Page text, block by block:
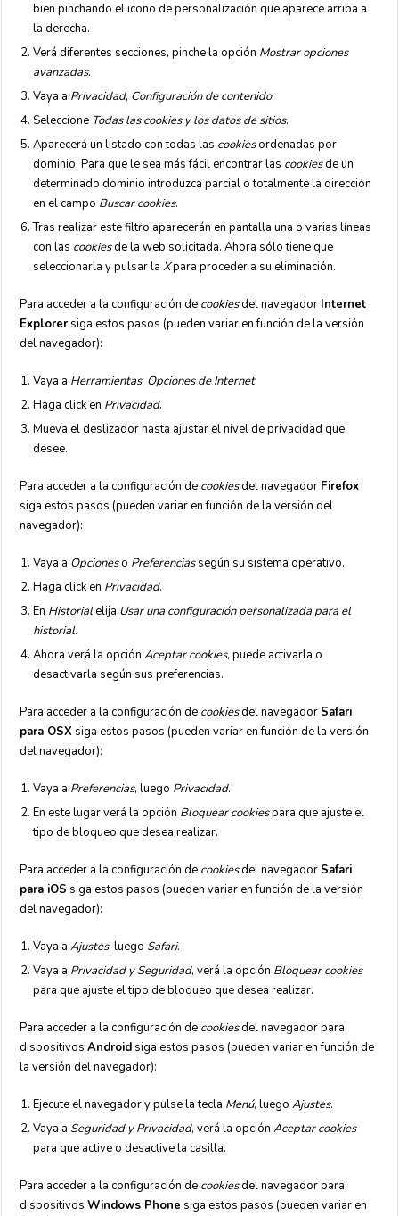
bien pinchando el icono de personalización que aparece arriba a
la derecha.
Verá diferentes secciones, pinche la opción Mostrar opciones
avanzadas.
Vaya a Privacidad, Configuración de contenido.
Seleccione Todas lascookiesy los datos de sitios.
Aparecerá un listado con todas las cookiesordenadas por
dominio. Para que le sea más fácil encontrar las cookiesde un
determinado dominio introduzca parcial o totalmente la dirección
en el campo Buscar cookies.
Tras realizar este filtro aparecerán en pantalla una o varias líneas
con las cookiesde la web solicitada. Ahora sólo tiene que
seleccionarla y pulsar laXpara proceder a su eliminación.
Para acceder a la configuración de cookiesdel navegador Internet
Explorersiga estos pasos (pueden variar en función de la versión
del navegador):
Vaya a Herramientas, Opciones de Internet
Haga click en Privacidad.
Mueva el deslizador hasta ajustar el nivel de privacidad que
desee.
Para acceder a la configuración de cookiesdel navegador Firefox
siga estos pasos (pueden variar en función de la versión del
navegador):
Vaya a Opcioneso Preferenciassegún su sistema operativo.
Haga click en Privacidad.
En Historialelija Usar una configuración personalizada para el
historial.
Ahora verá la opciónAceptar cookies, puede activarla o
desactivarla según sus preferencias.
Para acceder a la configuración de cookiesdel navegador Safari
para OSX siga estos pasos (pueden variar en función de la versión
del navegador):
Vaya a Preferencias, luego Privacidad.
En este lugar verá la opción Bloquear cookiespara que ajuste el
tipo de bloqueo que desea realizar.
Para acceder a la configuración de cookiesdel navegador Safari
para iOS siga estos pasos (pueden variar en función de la versión
del navegador):
Vaya aAjustes, luego Safari.
Vaya a Privacidad y Seguridad, verá la opción Bloquear cookies
para que ajuste el tipo de bloqueo que desea realizar.
Para acceder a la configuración de cookiesdel navegador para
dispositivosAndroid siga estos pasos (pueden variar en función de
la versión del navegador):
Ejecute el navegador y pulse la tecla Menú, luegoAjustes.
Vaya a Seguridad y Privacidad, verá la opciónAceptar cookies
para que active o desactive la casilla.
Para acceder a la configuración de cookiesdel navegador para
dispositivosWindows Phone siga estos pasos (pueden variar en